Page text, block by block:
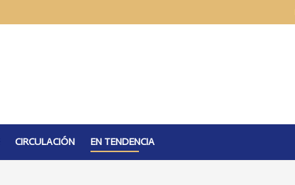
CIRCULACIÓN EN TENDENCIA